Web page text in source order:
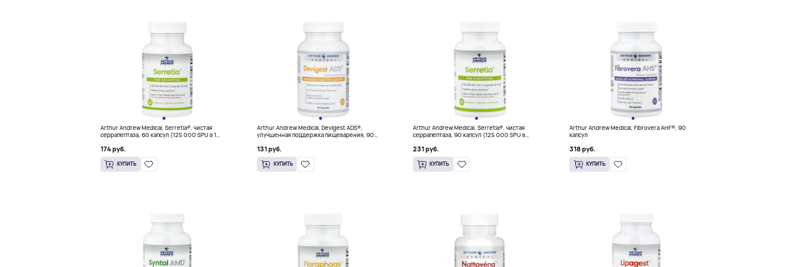
Arthur Andrew Medical, Serretia®, чистая
серрапептаза, 60 капсул (125 000 SPU в 1
174 руб.
КУПИТЬ
Arthur Andrew Medical, Devigest ADS®,
улучшенная поддержка пищеварения, 90
131 руб.
КУПИТЬ
Arthur Andrew Medical, Serretia®, чистая
серрапептаза, 90 капсул (125 000 SPU в
231 руб.
КУПИТЬ
Arthur Andrew Medical, Fibrovera AHF®, 90
капсул
318 руб.
КУПИТЬ